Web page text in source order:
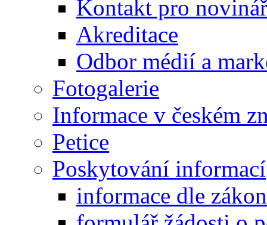
Kontakt pro
Akreditace
Odbor médií a
Fotogalerie
Informace v českém
Petice
Poskytování informací
informace dle